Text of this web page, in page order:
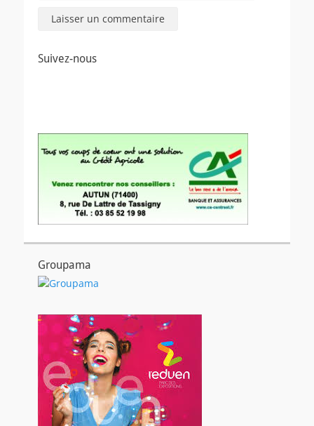
Suivez-nous
Groupama